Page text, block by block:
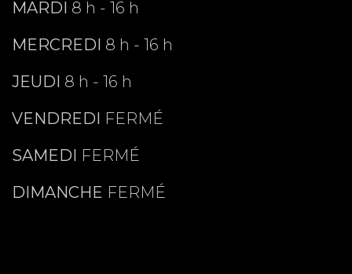
MARDI 8 h - 16 h
MERCREDI 8 h - 16 h
JEUDI 8 h - 16 h
VENDREDI FERMÉ
SAMEDI FERMÉ
DIMANCHE FERMÉ